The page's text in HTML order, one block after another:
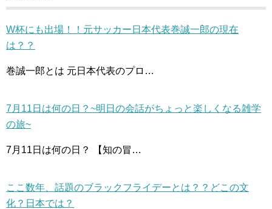
W杯にも出場！！元サッカー日本代表巻誠一郎の現在
は？？
巻誠一郎とは 元日本代表のプロ…
7月11日は何の日？~明日の会話がちょっと楽しくなる雑学
の旅~
7月11日は何の日？ 【知の冒…
ここ数年、話題のブラックフライデーとは？？どこの文
化？日本では？